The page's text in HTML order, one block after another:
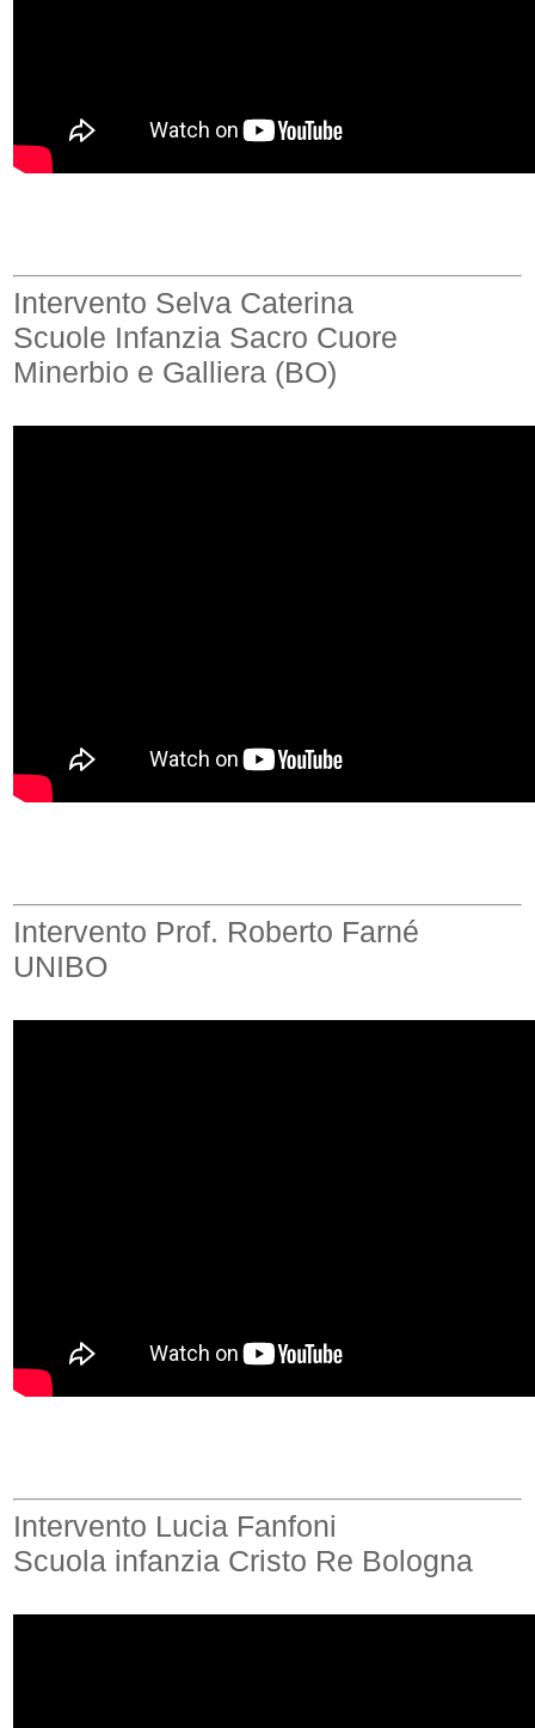
Intervento Selva Caterina
Scuole Infanzia Sacro Cuore
Minerbio e Galliera (BO)
Intervento Prof. Roberto Farné
UNIBO
Intervento Lucia Fanfoni
Scuola infanzia Cristo Re Bologna